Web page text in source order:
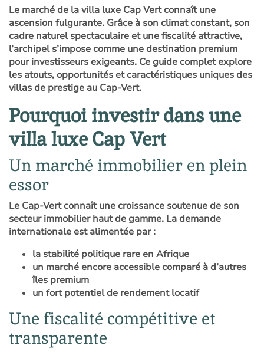
Le marché de lavilla luxe Cap Vertconnaît une
ascension fulgurante. Grâce à son climat constant, son
cadre naturel spectaculaire et une fiscalité attractive,
l’archipel s’impose comme une destination premium
pour investisseurs exigeants. Ce guide complet explore
les atouts, opportunités et caractéristiques uniques des
villas de prestige au Cap-Vert.
Pourquoi investir dans une
villa luxe Cap Vert
Un marché immobilier en plein
essor
Le Cap-Vert connaît une croissance soutenue de son
secteur immobilier haut de gamme. La demande
internationale est alimentée par :
la stabilité politique rare en Afrique
un marché encore accessible comparé à d’autres
îles premium
un fort potentiel de rendement locatif
Une fiscalité compétitive et
transparente